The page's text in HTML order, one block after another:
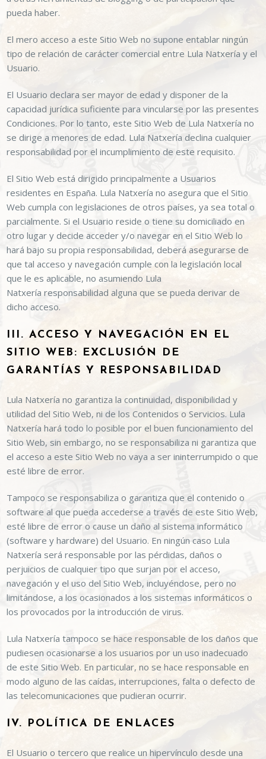
pueda haber.
El mero acceso a este Sitio Web no supone entablar ningún
tipo de relación de carácter comercial entre Lula Natxería y el
Usuario.
El Usuario declara ser mayor de edad y disponer de la
capacidad jurídica suficiente para vincularse por las presentes
Condiciones. Por lo tanto, este Sitio Web de Lula Natxería no
se dirige a menores de edad. Lula Natxería declina cualquier
responsabilidad por el incumplimiento de este requisito.
El Sitio Web está dirigido principalmente a Usuarios
residentes en España. Lula Natxería no asegura que el Sitio
Web cumpla con legislaciones de otros países, ya sea total o
parcialmente. Si el Usuario reside o tiene su domiciliado en
otro lugar y decide acceder y/o navegar en el Sitio Web lo
hará bajo su propia responsabilidad, deberá asegurarse de
que tal acceso y navegación cumple con la legislación local
que le es aplicable, no asumiendo Lula
Natxería responsabilidad alguna que se pueda derivar de
dicho acceso.
III. ACCESO Y NAVEGACIÓN EN EL
SITIO WEB: EXCLUSIÓN DE
GARANTÍAS Y RESPONSABILIDAD
Lula Natxería no garantiza la continuidad, disponibilidad y
utilidad del Sitio Web, ni de los Contenidos o Servicios. Lula
Natxería hará todo lo posible por el buen funcionamiento del
Sitio Web, sin embargo, no se responsabiliza ni garantiza que
el acceso a este Sitio Web no vaya a ser ininterrumpido o que
esté libre de error.
Tampoco se responsabiliza o garantiza que el contenido o
software al que pueda accederse a través de este Sitio Web,
esté libre de error o cause un daño al sistema informático
(software y hardware) del Usuario. En ningún caso Lula
Natxería será responsable por las pérdidas, daños o
perjuicios de cualquier tipo que surjan por el acceso,
navegación y el uso del Sitio Web, incluyéndose, pero no
limitándose, a los ocasionados a los sistemas informáticos o
los provocados por la introducción de virus.
Lula Natxería tampoco se hace responsable de los daños que
pudiesen ocasionarse a los usuarios por un uso inadecuado
de este Sitio Web. En particular, no se hace responsable en
modo alguno de las caídas, interrupciones, falta o defecto de
las telecomunicaciones que pudieran ocurrir.
IV. POLÍTICA DE ENLACES
El Usuario o tercero que realice un hipervínculo desde una